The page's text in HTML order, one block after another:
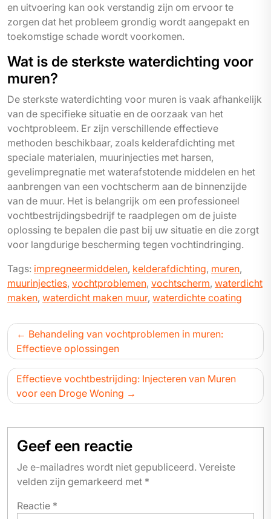
en uitvoering kan ook verstandig zijn om ervoor te
zorgen dat het probleem grondig wordt aangepakt en
toekomstige schade wordt voorkomen.
Wat is de sterkste waterdichting voor
muren?
De sterkste waterdichting voor muren is vaak afhankelijk
van de specifieke situatie en de oorzaak van het
vochtprobleem. Er zijn verschillende effectieve
methoden beschikbaar, zoals kelderafdichting met
speciale materialen, muurinjecties met harsen,
gevelimpregnatie met waterafstotende middelen en het
aanbrengen van een vochtscherm aan de binnenzijde
van de muur. Het is belangrijk om een professioneel
vochtbestrijdingsbedrijf te raadplegen om de juiste
oplossing te bepalen die past bij uw situatie en die zorgt
voor langdurige bescherming tegen vochtindringing.
Tags: impregneermiddelen, kelderafdichting, muren,
muurinjecties, vochtproblemen, vochtscherm, waterdicht
maken, waterdicht maken muur, waterdichte coating
Bericht
navigatie
Behandeling van vochtproblemen in muren:
Effectieve oplossingen
Effectieve vochtbestrijding: Injecteren van Muren
voor een Droge Woning
Geef een reactie
Je e-mailadres wordt niet gepubliceerd. Vereiste
velden zijn gemarkeerd met *
Reactie *